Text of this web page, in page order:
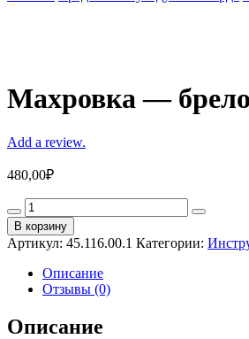
Махровка —
Add a review.
480,00₽
Махровка
-
брелок
«Hedgehog»
(золотистая)
quantity
В корзину
Артикул: 45.116.00.1 Категории:
Описание
Отзывы (0)
Описание